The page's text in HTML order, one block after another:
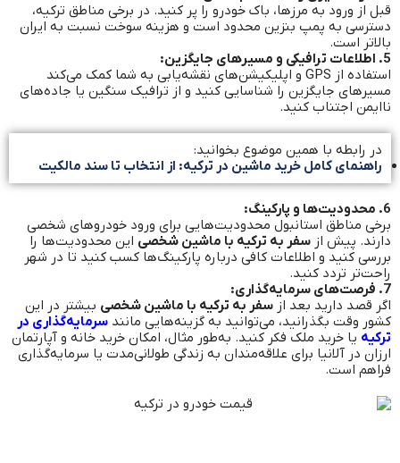
قبل از ورود به مرزها، باک خودرو را پر کنید. در برخی مناطق ترکیه،
دسترسی به پمپ بنزین محدود است و هزینه سوخت نسبت به ایران
بالاتر است.
5. اطلاعات ترافیکی و مسیرهای جایگزین:
استفاده از GPS و اپلیکیشن‌های نقشه‌یابی به شما کمک می‌کند
مسیرهای جایگزین را شناسایی کنید و از ترافیک سنگین یا جاده‌های
ناایمن اجتناب کنید.
در رابطه با همین موضوع بخوانید:
راهنمای کامل خرید ماشین در ترکیه: از انتخاب تا سند مالکیت
6. محدودیت‌ها و پارکینگ:
برخی مناطق استانبول محدودیت‌هایی برای ورود خودروهای شخصی
دارند. پیش از سفر به ترکیه با ماشین شخصی این محدودیت‌ها را
بررسی کنید و اطلاعات کافی درباره پارکینگ‌ها کسب کنید تا در شهر
راحت‌تر تردد کنید.
7. فرصت‌های سرمایه‌گذاری:
اگر قصد دارید بعد از سفر به ترکیه با ماشین شخصی بیشتر در این
کشور وقت بگذرانید، می‌توانید به گزینه‌هایی مانند سرمایه‌گذاری در
ترکیه یا خرید ملک فکر کنید. به‌طور مثال، امکان خرید خانه و آپارتمان
ارزان در آلانیا برای علاقه‌مندان به زندگی طولانی‌مدت یا سرمایه‌گذاری
فراهم است.